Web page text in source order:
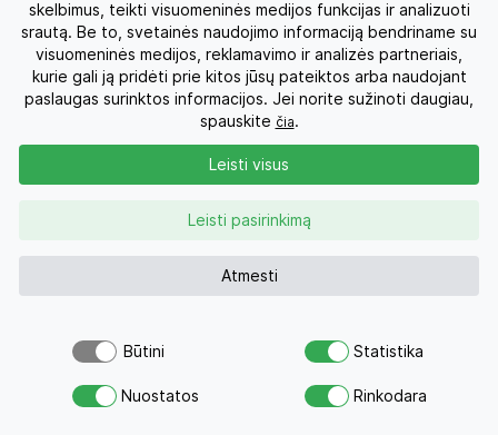
ŠEIMOS DIENOS! IKI -11.99% – IKI 08.06
Skrydis įskaičiuotas
978 €
Savo svajonių atostogoms
skelbimus, teikti visuomeninės medijos funkcijas ir analizuoti
srautą. Be to, svetainės naudojimo informaciją bendriname su
visuomeninės medijos, reklamavimo ir analizės partneriais,
kurie gali ją pridėti prie kitos jūsų pateiktos arba naudojant
paslaugas surinktos informacijos. Jei norite sužinoti daugiau,
spauskite čia.
Atmesti
Leisti pasirinkimą
Leisti visus
Būtini Statistika
Nuostatos Rinkodara